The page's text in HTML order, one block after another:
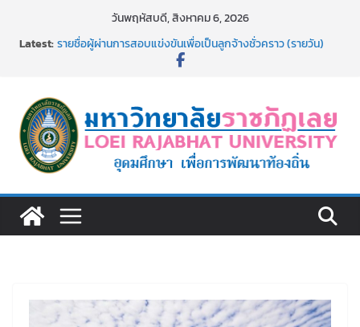
วันพฤหัสบดี, สิงหาคม 6, 2026
Latest:รายชื่อผู้ผ่านการสอบแข่งขันเพื่อเป็นลูกจ้างชั่วคราว (รายวัน)
สังกัดมหาวิทยาลัยราชภัฏเลย ด้วยเงินนอกงบประมาณ ประเภท
สนับสนุน สังกัดมหาวิทยาลัยราชภัฏเลย ครั้งที่ 2/2569
ม.ราชภัฏเลย ประชุมคณาจารย์ประจำ ครั้งที่ 1/2569
ประกาศผู้ชนะการเสนอราคา จ้างทำปกปริญญาบัตร จำนวน
๑,๙๗๒ ชุด โดยวิธีเฉพาะเจาะจง
ม.ราชภัฏเลย จัดกิจกรรมจิตอาสาบำเพ็ญสาธารณประโยชน์ และ